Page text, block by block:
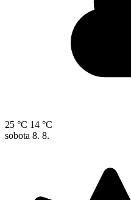
25 °C 14 °C
sobota 8. 8.